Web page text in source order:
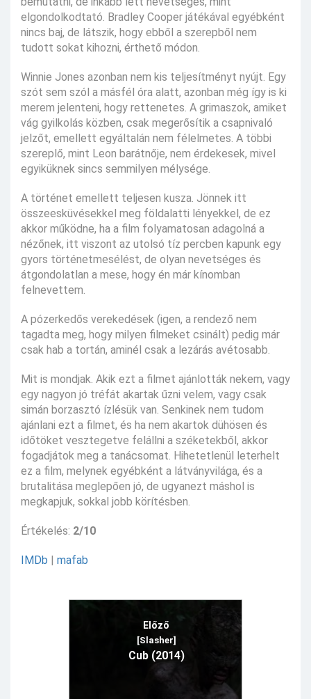
elgondolkodtató. Bradley Cooper játékával egyébként
nincs baj, de látszik, hogy ebből a szerepből nem
tudott sokat kihozni, érthető módon.
Winnie Jones azonban nem kis teljesítményt nyújt. Egy
szót sem szól a másfél óra alatt, azonban még így is ki
merem jelenteni, hogy rettenetes. A grimaszok, amiket
vág gyilkolás közben, csak megerősítik a csapnivaló
jelzőt, emellett egyáltalán nem félelmetes. A többi
szereplő, mint Leon barátnője, nem érdekesek, mivel
egyiküknek sincs semmilyen mélysége.
A történet emellett teljesen kusza. Jönnek itt
összeesküvésekkel meg földalatti lényekkel, de ez
akkor működne, ha a film folyamatosan adagolná a
nézőnek, itt viszont az utolsó tíz percben kapunk egy
gyors történetmesélést, de olyan nevetséges és
átgondolatlan a mese, hogy én már kínomban
felnevettem.
A pózerkedős verekedések (igen, a rendező nem
tagadta meg, hogy milyen filmeket csinált) pedig már
csak hab a tortán, aminél csak a lezárás avétosabb.
Mit is mondjak. Akik ezt a filmet ajánlották nekem, vagy
egy nagyon jó tréfát akartak űzni velem, vagy csak
simán borzasztó ízlésük van. Senkinek nem tudom
ajánlani ezt a filmet, és ha nem akartok dühösen és
időtöket vesztegetve felállni a széketekből, akkor
fogadjátok meg a tanácsomat. Hihetetlenül leterhelt
ez a film, melynek egyébként a látványvilága, és a
brutalitása meglepően jó, de ugyanezt máshol is
megkapjuk, sokkal jobb körítésben.
Értékelés: 2/10
IMDb | mafab
Előző
[Slasher]
Cub (2014)